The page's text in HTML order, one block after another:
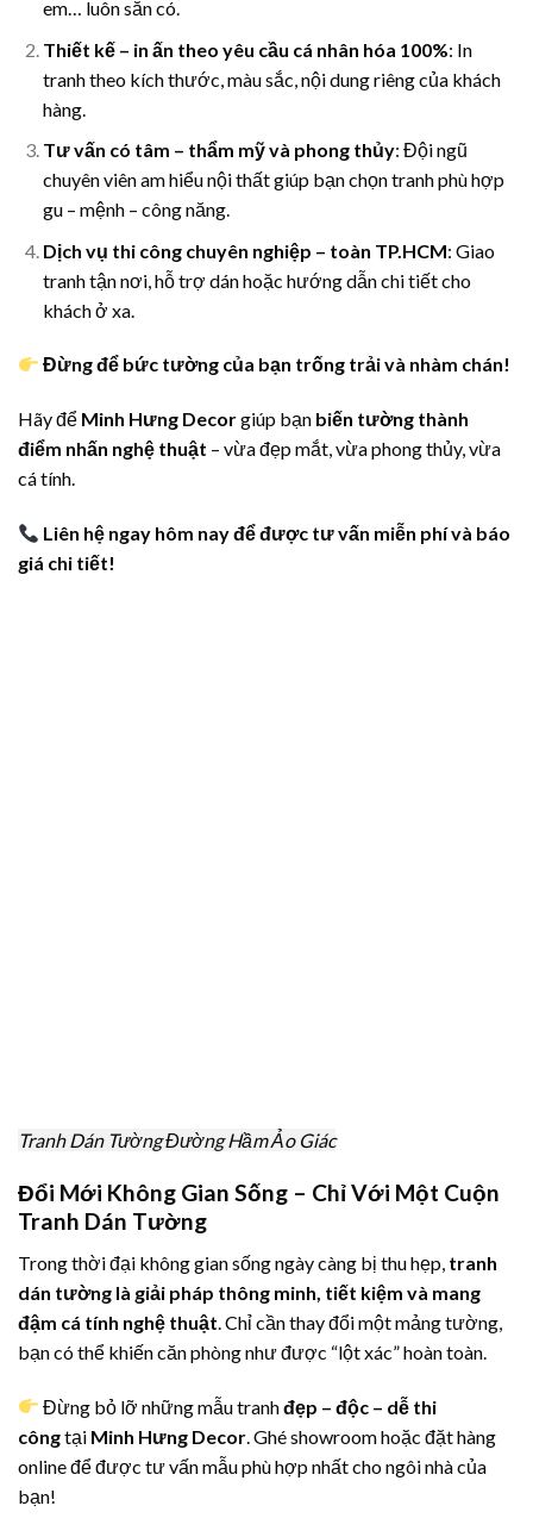
em… luôn sẵn có.
Thiết kế – in ấn theo yêu cầu cá nhân hóa 100%: In
tranh theo kích thước, màu sắc, nội dung riêng của khách
hàng.
Tư vấn có tâm – thẩm mỹ và phong thủy: Đội ngũ
chuyên viên am hiểu nội thất giúp bạn chọn tranh phù hợp
gu – mệnh – công năng.
Dịch vụ thi công chuyên nghiệp – toàn TP.HCM: Giao
tranh tận nơi, hỗ trợ dán hoặc hướng dẫn chi tiết cho
khách ở xa.
Đừng để bức tường của bạn trống trải và nhàm chán!
Hãy để Minh Hưng Decorgiúp bạn biến tường thành
điểm nhấn nghệ thuật – vừa đẹp mắt, vừa phong thủy, vừa
cá tính.
Liên hệ ngay hôm nay để được tư vấn miễn phí và báo
giá chi tiết!
Tranh Dán Tường Đường Hầm Ảo Giác
Đổi Mới Không Gian Sống – Chỉ Với Một Cuộn
Tranh Dán Tường
Trong thời đại không gian sống ngày càng bị thu hẹp, tranh
dán tường là giải pháp thông minh, tiết kiệm và mang
đậm cá tính nghệ thuật. Chỉ cần thay đổi một mảng tường,
bạn có thể khiến căn phòng như được “lột xác” hoàn toàn.
Đừng bỏ lỡ những mẫu tranhđẹp – độc – dễ thi
côngtại Minh Hưng Decor. Ghé showroom hoặc đặt hàng
online để được tư vấn mẫu phù hợp nhất cho ngôi nhà của
bạn!